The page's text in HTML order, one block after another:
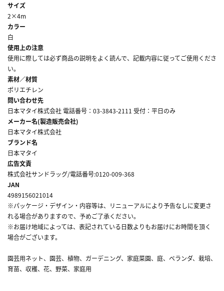
サイズ
2×4m
カラー
白
使用上の注意
使用に際しては必ず商品の説明をよく読んで、記載内容に従ってご使用くださ
い。
素材／材質
ポリエチレン
問い合わせ先
日本マタイ株式会社 電話番号：03-3843-2111 受付：平日のみ
メーカー名(製造販売会社)
日本マタイ株式会社
ブランド名
日本マタイ
広告文責
株式会社サンドラッグ/電話番号:0120-009-368
JAN
4989156021014
※パッケージ・デザイン・内容等は、リニューアルにより予告なしに変更さ
れる場合がありますので、予めご了承ください。
※お届け地域によっては、表記されている日数よりもお届けにお時間を頂く
場合がございます。
園芸用ネット、園芸、植物、ガーデニング、家庭菜園、庭、ベランダ、栽培、
育苗、収穫、花、野菜、家庭用